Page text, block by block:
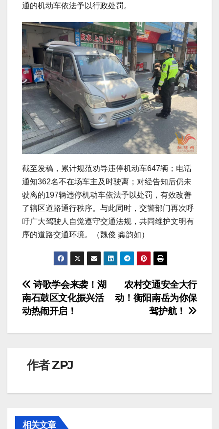
通的机动车依法予以行政处罚。
截至发稿，累计规范劝导违停机动车647辆；电话
通知362名不在场车主及时驶离；对经告知后仍未
驶离的197辆违停机动车依法予以处罚，有效改善
了辖区道路通行秩序。与此同时，交警部门再次呼
吁广大驾驶人自觉遵守交通法规，共同维护文明有
序的道路交通环境。（魏俊 龚韵如）
文
章
导
农村交通安全大行
动！衡阳南岳为你保
驾护航！
诗歌学会来袭！湖
南石鼓区文化振兴活
动热闹开启！
作者ZPJ
相关文章